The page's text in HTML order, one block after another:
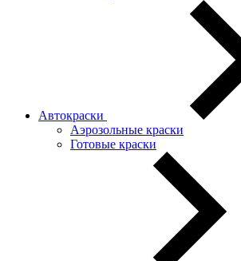
Автокраски
Аэрозольные краски
Готовые краски